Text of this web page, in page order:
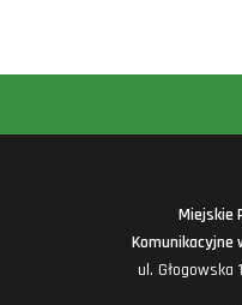
Miejskie
Komunikacyjne
ul. Głogowska